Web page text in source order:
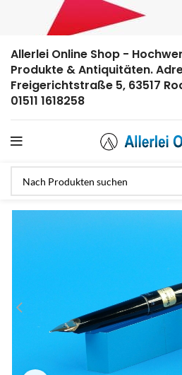
Allerlei Online Shop -
Produkte & Antiquitäten.
Freigerichtstraße 5, 63517
01511 1618258